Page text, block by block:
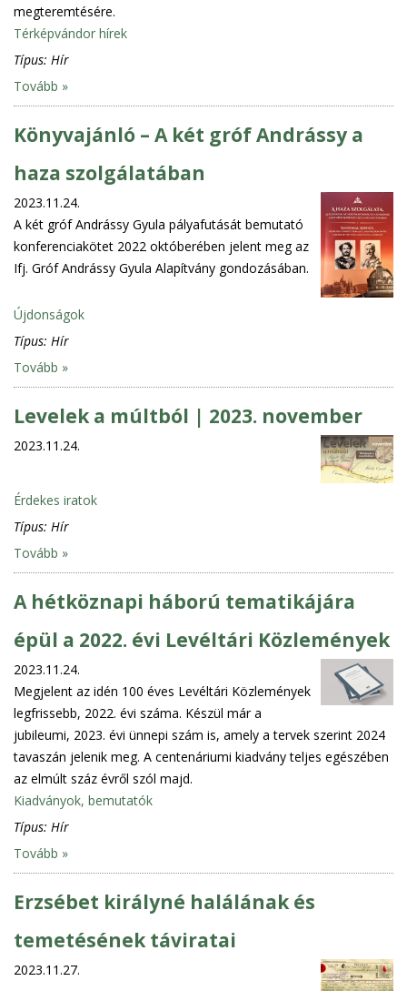
megteremtésére.
Térképvándor hírek
Típus: Hír
Tovább »
Könyvajánló – A két gróf Andrássy a
haza szolgálatában
2023.11.24.
A két gróf Andrássy Gyula pályafutását bemutató
konferenciakötet 2022 októberében jelent meg az
Ifj. Gróf Andrássy Gyula Alapítvány gondozásában.
Újdonságok
Típus: Hír
Tovább »
Levelek a múltból | 2023. november
2023.11.24.
Érdekes iratok
Típus: Hír
Tovább »
A hétköznapi háború tematikájára
épül a 2022. évi Levéltári Közlemények
2023.11.24.
Megjelent az idén 100 éves Levéltári Közlemények
legfrissebb, 2022. évi száma. Készül már a
jubileumi, 2023. évi ünnepi szám is, amely a tervek szerint 2024
tavaszán jelenik meg. A centenáriumi kiadvány teljes egészében
az elmúlt száz évről szól majd.
Kiadványok, bemutatók
Típus: Hír
Tovább »
Erzsébet királyné halálának és
temetésének táviratai
2023.11.27.